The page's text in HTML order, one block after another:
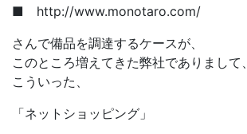
■ http://www.monotaro.com/
さんで備品を調達するケースが、
このところ増えてきた弊社でありまして、
こういった、
「ネットショッピング」